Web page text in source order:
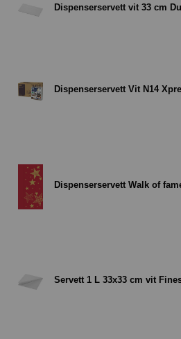
Dispenserservett vit 33 cm
Dispenserservett Vit N14
Dispenserservett Walk of
Servett 1 L 33x33 cm vit